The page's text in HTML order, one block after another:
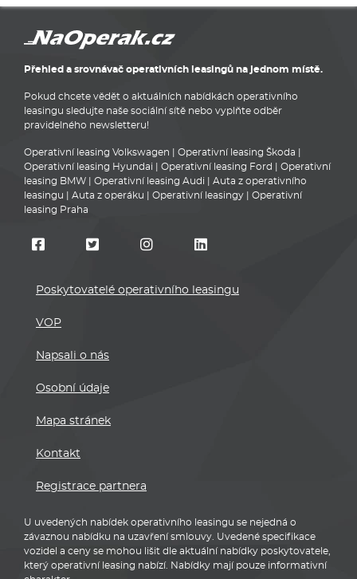
Přehled a srovnávač operativních leasingů na jednom místě.
Pokud chcete vědět o aktuálních nabídkách operativního
leasingu sledujte naše sociální sítě nebo vyplňte odběr
pravidelného newsletteru!
Operativní leasing Volkswagen Operativní leasing Škoda
Operativní leasing Hyundai
Operativní leasing Ford
Operativní
leasing BMW
Operativní leasing Audi
Auta z operativního
leasingu
Auta z operáku Operativní leasingy
Operativní
leasing Praha
Poskytovatelé operativního leasingu
VOP
Napsali o nás
Osobní údaje
Mapa stránek
Kontakt
Registrace partnera
U uvedených nabídek operativního leasingu se nejedná o
závaznou nabídku na uzavření smlouvy. Uvedené specifikace
vozidel a ceny se mohou lišit dle aktuální nabídky poskytovatele,
který operativní leasing nabízí. Nabídky mají pouze informativní